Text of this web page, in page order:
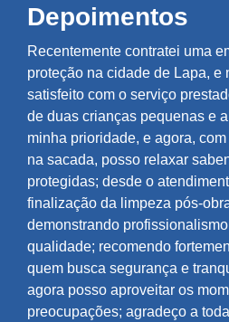
Depoimentos
Recentemente contratei uma
proteção na cidade de Lapa, e
satisfeito com o serviço
de duas crianças pequenas e
minha prioridade, e agora,
na sacada, posso relaxar
protegidas; desde o
finalização da limpeza pós-
demonstrando
qualidade; recomendo
quem busca segurança e
agora posso aproveitar os
preocupações; agradeço a